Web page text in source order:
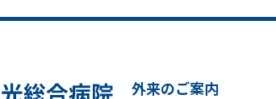
外来のご案内